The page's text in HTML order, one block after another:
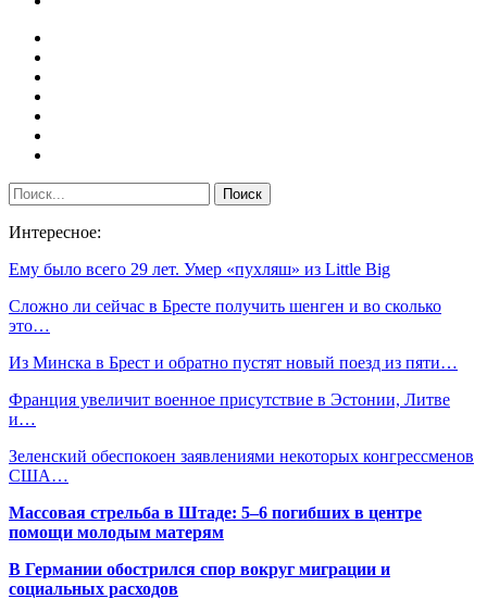
Интересное:
Ему было всего 29 лет. Умер «пухляш» из Little Big
Сложно ли сейчас в Бресте получить шенген и во сколько
это…
Из Минска в Брест и обратно пустят новый поезд из пяти…
Франция увеличит военное присутствие в Эстонии, Литве
и…
Зеленский обеспокоен заявлениями некоторых конгрессменов
США…
Массовая стрельба в Штаде: 5–6 погибших в центре
помощи молодым матерям
В Германии обострился спор вокруг миграции и
социальных расходов